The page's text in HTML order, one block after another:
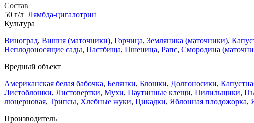
Состав
50 г/л Лямбда-цигалотрин
Культура
Виноград, Вишня (маточники), Горчица, Земляника (маточники),
Неплодоносящие сады, Пастбища, Пшеница, Рапс, Смородина
Вредный объект
Американская белая бабочка, Белянки, Блошки, Долгоносики,
Листоблошки, Листовертки, Мухи, Паутинные клещи, Пилильщики,
люцерновая, Трипсы, Хлебные жуки, Цикадки, Яблонная плодожорка,
Производитель